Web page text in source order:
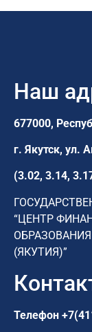
Наш
677000,
г. Якутск, ул.
(3.02, 3.14,
“ЦЕНТР
(ЯКУТИЯ)”
Телефон